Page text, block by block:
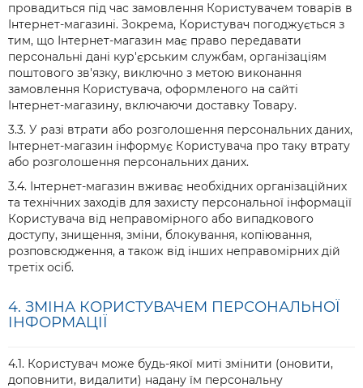
провадиться під час замовлення Користувачем товарів в
Інтернет-магазині. Зокрема, Користувач погоджується з
тим, що Інтернет-магазин має право передавати
персональні дані кур'єрським службам, організаціям
поштового зв'язку, виключно з метою виконання
замовлення Користувача, оформленого на сайті
Інтернет-магазину, включаючи доставку Товару.
3.3. У разі втрати або розголошення персональних даних,
Інтернет-магазин інформує Користувача про таку втрату
або розголошення персональних даних.
3.4. Інтернет-магазин вживає необхідних організаційних
та технічних заходів для захисту персональної інформації
Користувача від неправомірного або випадкового
доступу, знищення, зміни, блокування, копіювання,
розповсюдження, а також від інших неправомірних дій
третіх осіб.
4. ЗМІНА КОРИСТУВАЧЕМ ПЕРСОНАЛЬНОЇ
ІНФОРМАЦІЇ
4.1. Користувач може будь-якої миті змінити (оновити,
доповнити, видалити) надану їм персональну